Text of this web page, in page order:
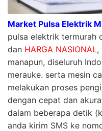
Market Pulsa Elektrik
pulsa elektrik termurah
dan HARGA NASIONAL,
manapun, diseluruh
merauke. serta mesin
melakukan proses
dengan cepat dan
dalam beberapa detik
anda kirim SMS ke